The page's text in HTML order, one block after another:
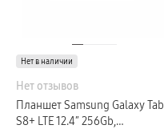
Нет в наличии
Нет отзывов
Планшет Samsung Galaxy Tab
S8+ LTE 12.4″ 256Gb,